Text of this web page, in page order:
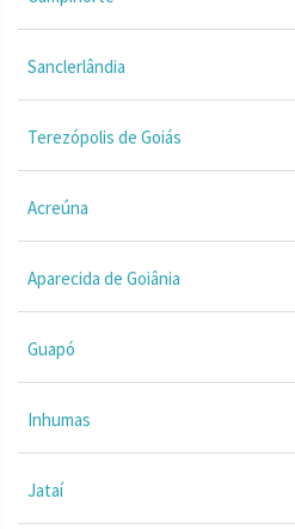
Sanclerlândia
Terezópolis de Goiás
Acreúna
Aparecida de Goiânia
Guapó
Inhumas
Jataí